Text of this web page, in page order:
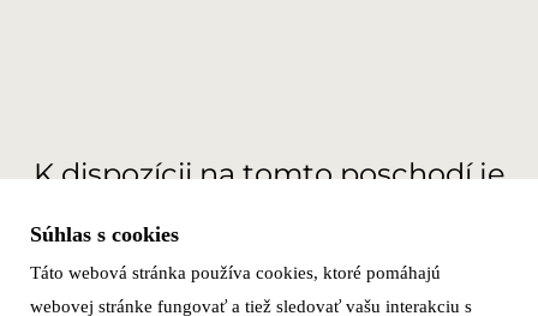
K dispozícii na tomto poschodí je
ZOBRAZIŤ MOŽNOSTI PRENÁJMU
Súhlas s cookies
Táto webová stránka používa cookies, ktoré pomáhajú
webovej stránke fungovať a tiež sledovať vašu interakciu s